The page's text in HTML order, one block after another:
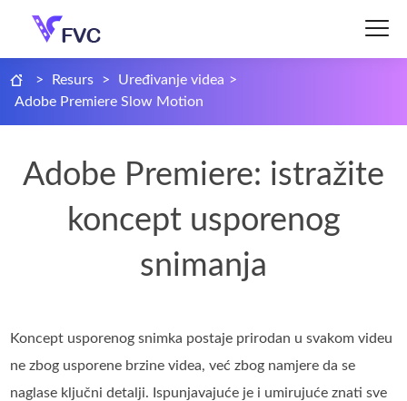
> Resurs > Uređivanje videa >
Adobe Premiere Slow Motion
Adobe Premiere: istražite
koncept usporenog
snimanja
Koncept usporenog snimka postaje prirodan u svakom videu
ne zbog usporene brzine videa, već zbog namjere da se
naglase ključni detalji. Ispunjavajuće je i umirujuće znati sve